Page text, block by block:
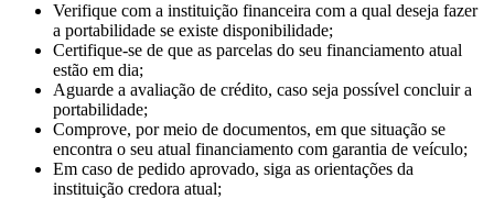
Verifique com a instituição financeira com a qual deseja fazer
a portabilidade se existe disponibilidade;
Certifique-se de que as parcelas do seu financiamento atual
estão em dia;
Aguarde a avaliação de crédito, caso seja possível concluir a
portabilidade;
Comprove, por meio de documentos, em que situação se
encontra o seu atual financiamento com garantia de veículo;
Em caso de pedido aprovado, siga as orientações da
instituição credora atual;